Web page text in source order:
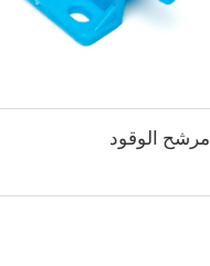
مرشح الوقود